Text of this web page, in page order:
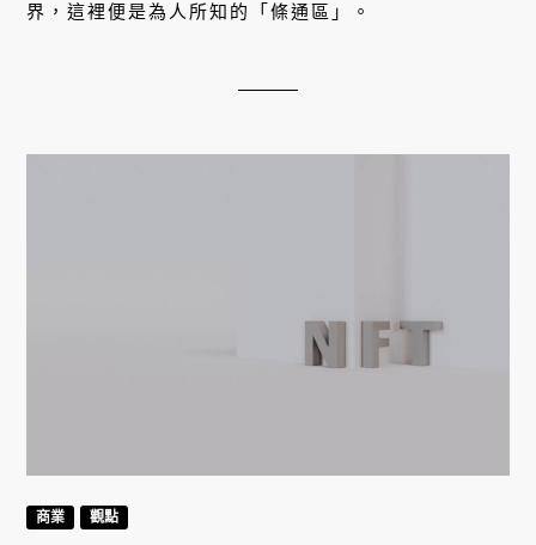
界，這裡便是為人所知的「條通區」。
商業 觀點